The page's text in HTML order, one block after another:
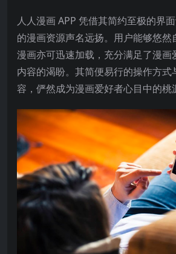
人人漫画 APP 凭借其简约至极的界
的漫画资源声名远扬。用户能够悠然
漫画亦可迅速加载，充分满足了漫画
内容的渴盼。其简便易行的操作方式
容，俨然成为漫画爱好者心目中的桃